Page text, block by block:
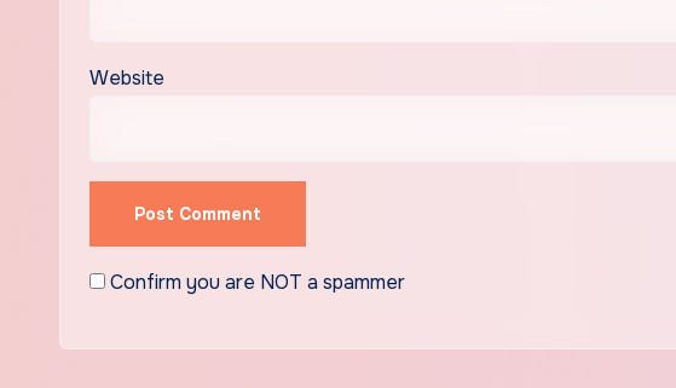
Website
Confirm you are NOT a spammer